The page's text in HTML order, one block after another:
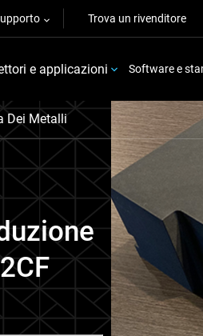
Trova un rivenditore
e applicazioni Software e
Dei Metalli